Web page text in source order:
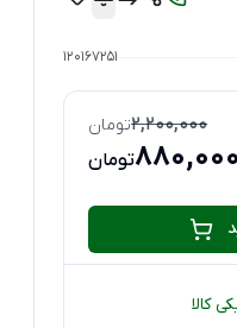
120167251
2,200,000تومان
880,000تومان
کالا